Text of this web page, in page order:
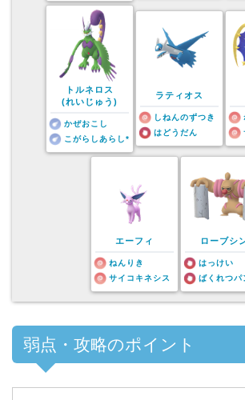
トルネロス
(れいじゅう)
かぜおこし
こがらしあらし*
ラティオス
しねんのずつき
はどうだん
エーフィ
ねんりき
サイコキネシス
ローブシ
はっけい
ばくれつパ
弱点・攻略のポイント